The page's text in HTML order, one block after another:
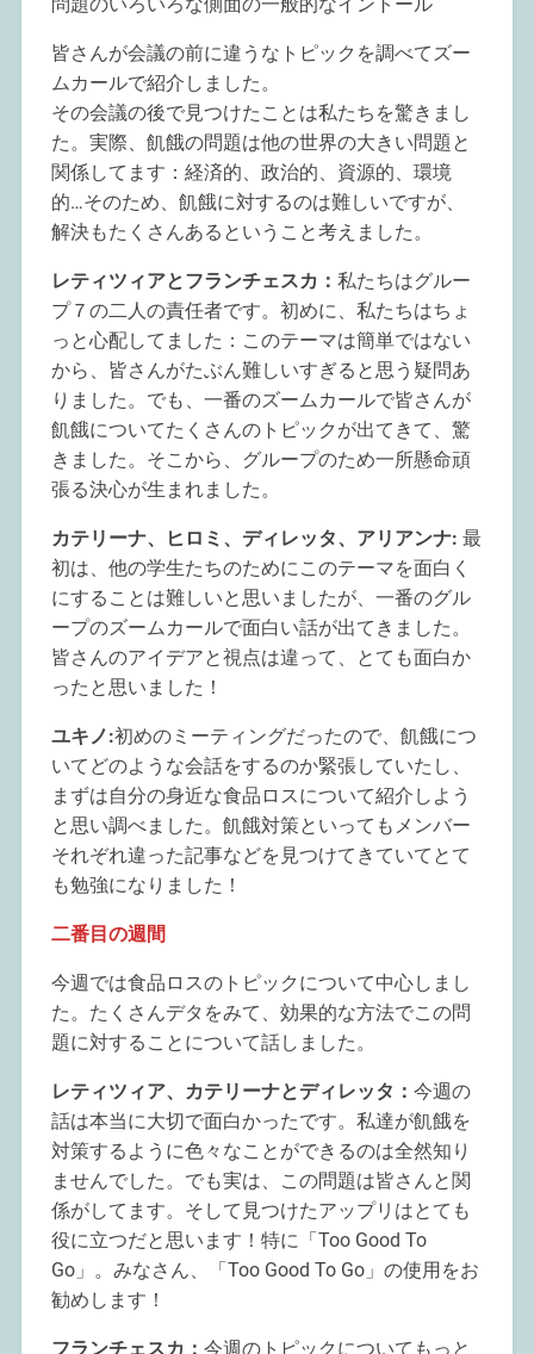
皆さんが会議の前に違うなトピックを調べてズー
ムカールで紹介しました。
その会議の後で見つけたことは私たちを驚きまし
た。実際、飢餓の問題は他の世界の大きい問題と
関係してます：経済的、政治的、資源的、環境
的…そのため、飢餓に対するのは難しいですが、
解決もたくさんあるということ考えました。
レティツィアとフランチェスカ： 私たちはグルー
プ７の二人の責任者です。初めに、私たちはちょ
っと心配してました：このテーマは簡単ではない
から、皆さんがたぶん難しいすぎると思う疑問あ
りました。でも、一番のズームカールで皆さんが
飢餓についてたくさんのトピックが出てきて、驚
きました。そこから、グループのため一所懸命頑
張る決心が生まれました。
カテリーナ、ヒロミ、ディレッタ、アリアンナ: 最
初は、他の学生たちのためにこのテーマを面白く
にすることは難しいと思いましたが、一番のグル
ープのズームカールで面白い話が出てきました。
皆さんのアイデアと視点は違って、とても面白か
ったと思いました！
ユキノ:初めのミーティングだったので、飢餓につ
いてどのような会話をするのか緊張していたし、
まずは自分の身近な食品ロスについて紹介しよう
と思い調べました。飢餓対策といってもメンバー
それぞれ違った記事などを見つけてきていてとて
も勉強になりました！
二番目の週間
今週では食品ロスのトピックについて中心しまし
た。たくさんデタをみて、効果的な方法でこの問
題に対することについて話しました。
レティツィア、カテリーナとディレッタ： 今週の
話は本当に大切で面白かったです。私達が飢餓を
対策するように色々なことができるのは全然知り
ませんでした。でも実は、この問題は皆さんと関
係がしてます。そして見つけたアップリはとても
役に立つだと思います！特に「Too Good To
Go」。みなさん、「Too Good To Go」の使用をお
勧めします！
フランチェスカ： 今週のトピックについてもっと